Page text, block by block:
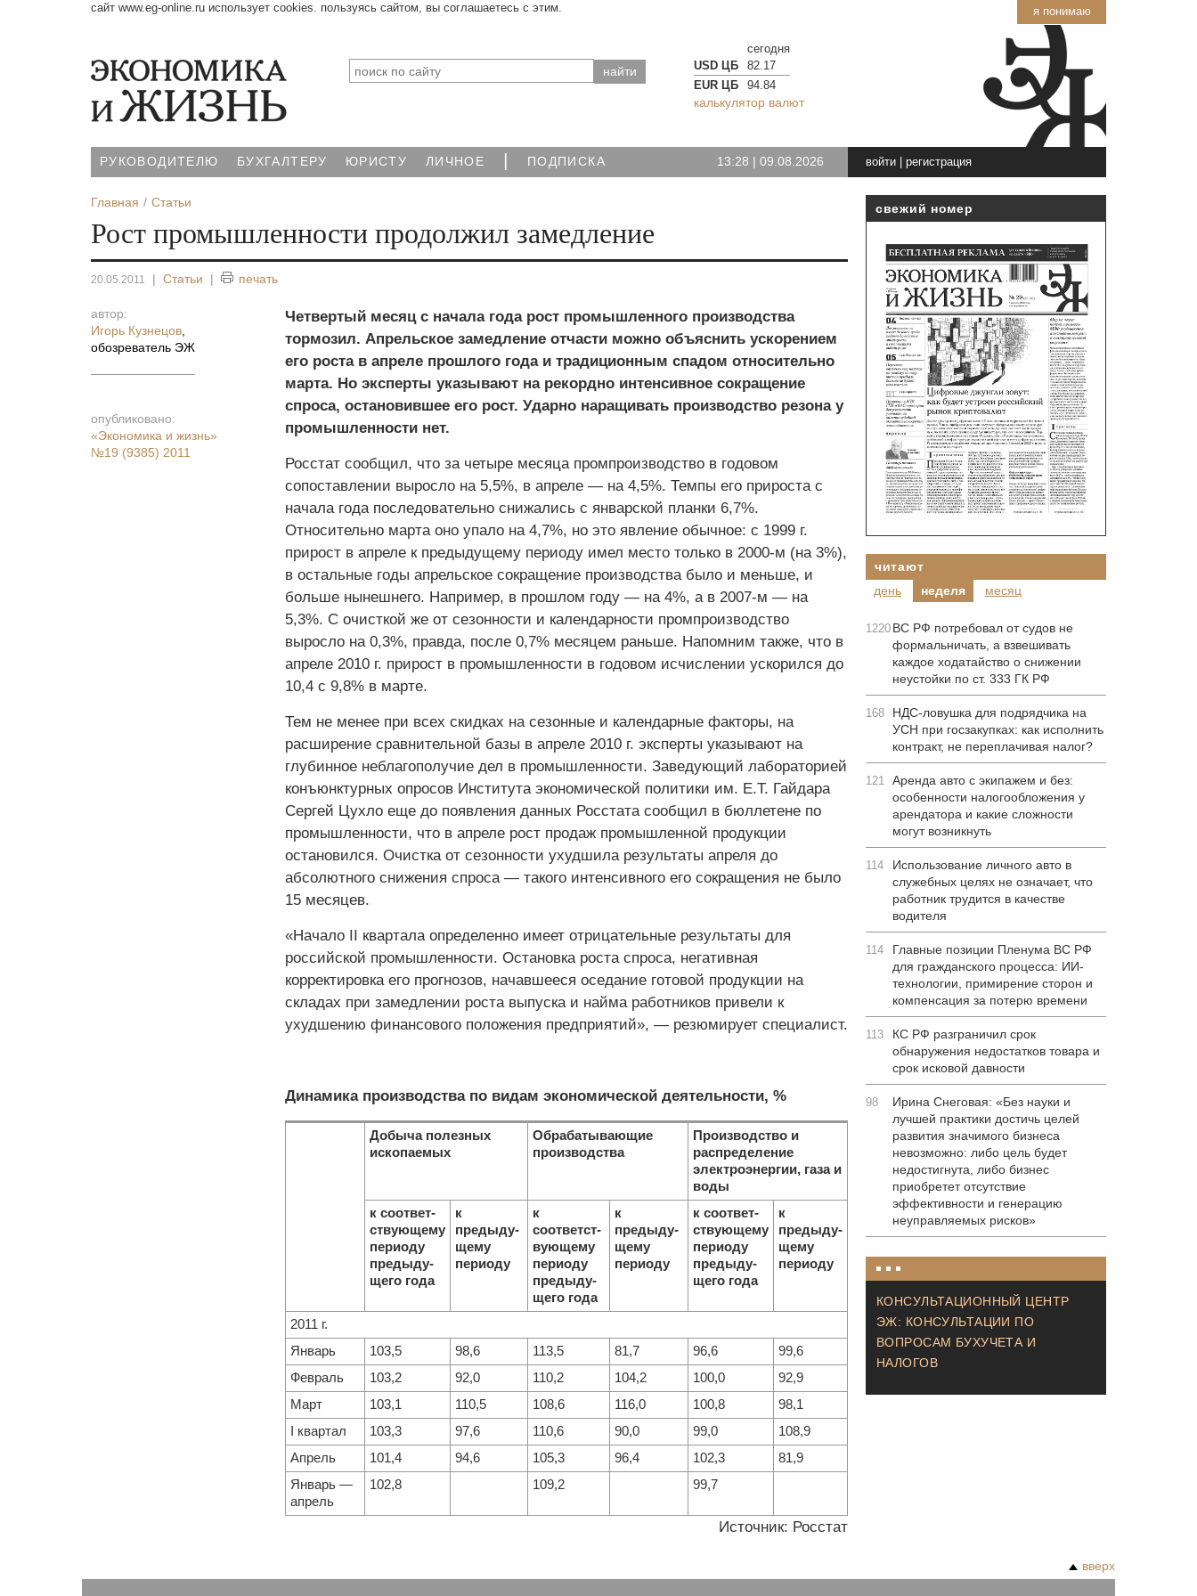
я понимаю
сайт www.eg-online.ru использует cookies. пользуясь сайтом, вы соглашаетесь с этим.
сегодня
USD ЦБ
82.17
EUR ЦБ
94.84
калькулятор валют
РУКОВОДИТЕЛЮ БУХГАЛТЕРУ ЮРИСТУ ЛИЧНОЕ | ПОДПИСКА 13:28 | 09.08.2026 войти| регистрация
Главная Статьи
Рост промышленности продолжил замедление
20.05.2011 | Статьи | печать
автор:
Игорь Кузнецов
обозреватель ЭЖ
опубликовано:
«Экономика и жизнь»
№19 (9385) 2011
Четвертый месяц с начала года рост промышленного производства
тормозил. Апрельское замедление отчасти можно объяснить ускорением
его роста в апреле прошлого года и традиционным спадом относительно
марта. Но эксперты указывают на рекордно интенсивное сокращение
спроса, остановившее его рост. Ударно наращивать производство резона у
промышленности нет.
Росстат сообщил, что за четыре месяца промпроизводство в годовом
сопоставлении выросло на 5,5%, в апреле — на 4,5%. Темпы его прироста с
начала года последовательно снижались с январской планки 6,7%.
Относительно марта оно упало на 4,7%, но это явление обычное: с 1999 г.
прирост в апреле к предыдущему периоду имел место только в 2000-м (на 3%),
в остальные годы апрельское сокращение производства было и меньше, и
больше нынешнего. Например, в прошлом году — на 4%, а в 2007-м — на
5,3%. С очисткой же от сезонности и календарности промпроизводство
выросло на 0,3%, правда, после 0,7% месяцем раньше. Напомним также, что в
апреле 2010 г. прирост в промышленности в годовом исчислении ускорился до
10,4 с 9,8% в марте.
Тем не менее при всех скидках на сезонные и календарные факторы, на
расширение сравнительной базы в апреле 2010 г. эксперты указывают на
глубинное неблагополучие дел в промышленности. Заведующий лабораторией
конъюнктурных опросов Института экономической политики им. Е.Т. Гайдара
Сергей Цухло еще до появления данных Росстата сообщил в бюллетене по
промышленности, что в апреле рост продаж промышленной продукции
остановился. Очистка от сезонности ухудшила результаты апреля до
абсолютного снижения спроса — такого интенсивного его сокращения не было
15 месяцев.
«Начало II квартала определенно имеет отрицательные результаты для
российской промышленности. Остановка роста спроса, негативная
корректировка его прогнозов, начавшееся оседание готовой продукции на
складах при замедлении роста выпуска и найма работников привели к
ухудшению финансового положения предприятий», — резюмирует специалист.
Динамика производства по видам экономической деятельности, %
Добыча полезных
ископаемых
Обрабатывающие
производства
Производство и
распределение
электроэнергии, газа и
воды
к соответ-
ствующему
периоду
предыду-
щего года
к
предыду-
щему
периоду
к
соответст-
вующему
периоду
предыду-
щего года
к
предыду-
щему
периоду
к соответ-
ствующему
периоду
предыду-
щего года
к
предыду-
щему
периоду
2011 г.
Январь
103,5 98,6 113,5 81,7 96,6
99,6
Февраль
103,2 92,0 110,2 104,2 100,0
92,9
Март
103,1 110,5 108,6 116,0 100,8
98,1
I квартал
103,3 97,6 110,6 90,0 99,0
108,9
Апрель
101,4 94,6 105,3 96,4 102,3
81,9
Январь —
апрель
102,8 109,2 99,7
Источник: Росстат
свежий номер
читают
день
неделя месяц
1220 ВС РФ потребовал от судов не
формальничать, а взвешивать
каждое ходатайство о снижении
неустойки по ст. 333 ГК РФ
168
НДС-ловушка для подрядчика на
УСН при госзакупках: как исполнить
контракт, не переплачивая налог?
121 Аренда авто с экипажем и без:
особенности налогообложения у
арендатора и какие сложности
могут возникнуть
114
Использование личного авто в
служебных целях не означает, что
работник трудится в качестве
водителя
114
Главные позиции Пленума ВС РФ
для гражданского процесса: ИИ-
технологии, примирение сторон и
компенсация за потерю времени
113
КС РФ разграничил срок
обнаружения недостатков товара и
срок исковой давности
98
Ирина Снеговая: «Без науки и
лучшей практики достичь целей
развития значимого бизнеса
невозможно: либо цель будет
недостигнута, либо бизнес
приобретет отсутствие
эффективности и генерацию
неуправляемых рисков»
КОНСУЛЬТАЦИОННЫЙ ЦЕНТР
ЭЖ: КОНСУЛЬТАЦИИ ПО
ВОПРОСАМ БУХУЧЕТА И
НАЛОГОВ
вверх